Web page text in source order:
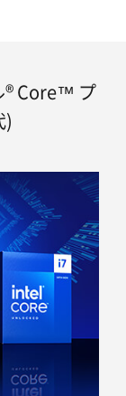
® Core™ プ
)